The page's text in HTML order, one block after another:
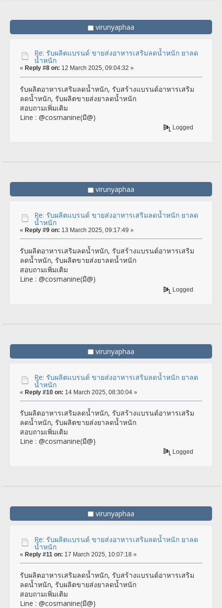
virunyaphaa
Re: รับผลิตแบรนด์ ขายส่งอาหารเสริมลดน้ำหนัก ยาลด
น้ำหนัก
« Reply #8 on: 12 March 2025, 09:04:32 »
รับผลิตอาหารเสริมลดน้ำหนัก, รับสร้างแบรนด์อาหารเสริม
ลดน้ำหนัก, รับผลิตขายส่งยาลดน้ำหนัก
สอบถามเพิ่มเติม
Line : @cosmanine(มี@)
Logged
virunyaphaa
Re: รับผลิตแบรนด์ ขายส่งอาหารเสริมลดน้ำหนัก ยาลด
น้ำหนัก
« Reply #9 on: 13 March 2025, 09:17:49 »
รับผลิตอาหารเสริมลดน้ำหนัก, รับสร้างแบรนด์อาหารเสริม
ลดน้ำหนัก, รับผลิตขายส่งยาลดน้ำหนัก
สอบถามเพิ่มเติม
Line : @cosmanine(มี@)
Logged
virunyaphaa
Re: รับผลิตแบรนด์ ขายส่งอาหารเสริมลดน้ำหนัก ยาลด
น้ำหนัก
« Reply #10 on: 14 March 2025, 08:30:04 »
รับผลิตอาหารเสริมลดน้ำหนัก, รับสร้างแบรนด์อาหารเสริม
ลดน้ำหนัก, รับผลิตขายส่งยาลดน้ำหนัก
สอบถามเพิ่มเติม
Line : @cosmanine(มี@)
Logged
virunyaphaa
Re: รับผลิตแบรนด์ ขายส่งอาหารเสริมลดน้ำหนัก ยาลด
น้ำหนัก
« Reply #11 on: 17 March 2025, 10:07:18 »
รับผลิตอาหารเสริมลดน้ำหนัก, รับสร้างแบรนด์อาหารเสริม
ลดน้ำหนัก, รับผลิตขายส่งยาลดน้ำหนัก
สอบถามเพิ่มเติม
Line : @cosmanine(มี@)